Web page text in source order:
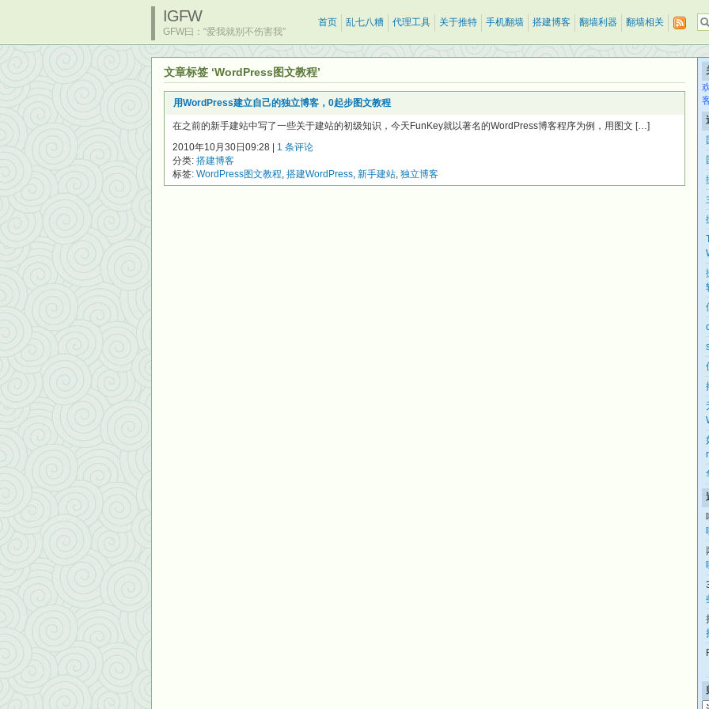
IGFW
GFW曰：“爱我就别不伤害我”
首页 乱七八糟 代理工具 关于推特 手机翻墙 搭建博客 翻墙利器 翻墙相关
文章标签 ‘WordPress图文教程’
用WordPress建立自己的独立博客，0起步图文教程
在之前的新手建站中写了一些关于建站的初级知识，今天FunKey就以著名的WordPress博客程序为例，用图文 […]
2010年10月30日09:28 | 1 条评论
分类: 搭建博客
标签: WordPress图文教程, 搭建WordPress, 新手建站, 独立博客